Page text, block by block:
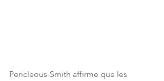
Pericleous-Smith affirme que les